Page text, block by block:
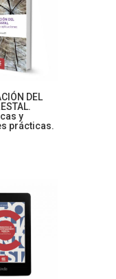
DEL
y
prácticas.